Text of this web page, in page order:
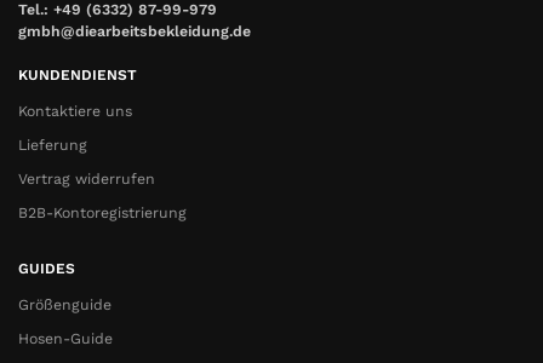
Tel.: +49 (6332) 87-99-979
gmbh@diearbeitsbekleidung.de
KUNDENDIENST
Kontaktiere uns
Lieferung
Vertrag widerrufen
B2B-Kontoregistrierung
GUIDES
Größenguide
Hosen-Guide